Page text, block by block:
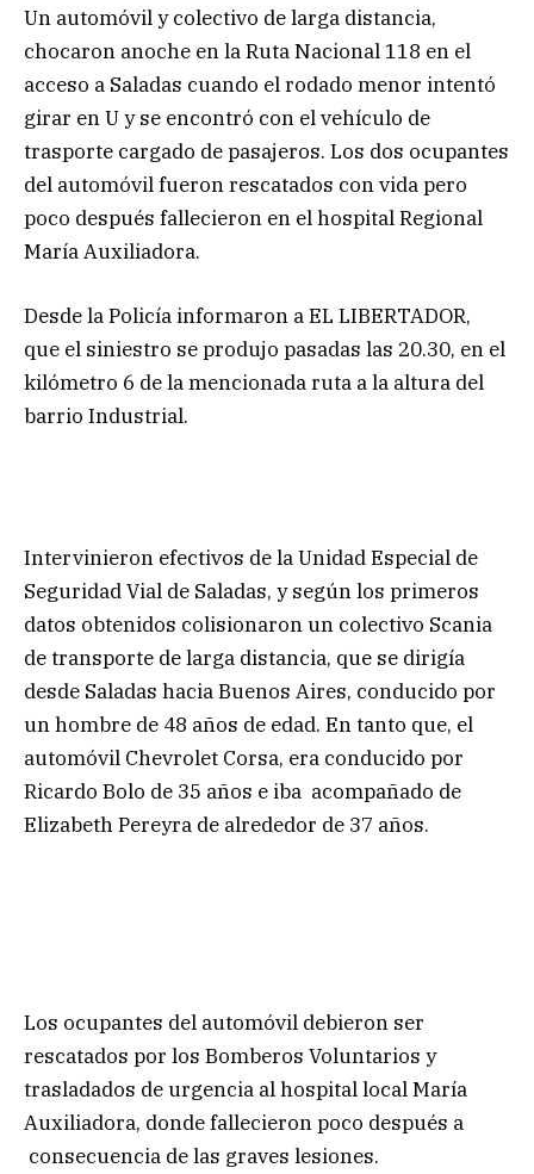
Un automóvil y colectivo de larga distancia,
chocaron anoche en la Ruta Nacional 118 en el
acceso a Saladas cuando el rodado menor intentó
girar en U y se encontró con el vehículo de
trasporte cargado de pasajeros. Los dos ocupantes
del automóvil fueron rescatados con vida pero
poco después fallecieron en el hospital Regional
María Auxiliadora.
Desde la Policía informaron a EL LIBERTADOR,
que el siniestro se produjo pasadas las 20.30, en el
kilómetro 6 de la mencionada ruta a la altura del
barrio Industrial.
Intervinieron efectivos de la Unidad Especial de
Seguridad Vial de Saladas, y según los primeros
datos obtenidos colisionaron un colectivo Scania
de transporte de larga distancia, que se dirigía
desde Saladas hacia Buenos Aires, conducido por
un hombre de 48 años de edad. En tanto que, el
automóvil Chevrolet Corsa, era conducido por
Ricardo Bolo de 35 años e iba acompañado de
Elizabeth Pereyra de alrededor de 37 años.
Los ocupantes del automóvil debieron ser
rescatados por los Bomberos Voluntarios y
trasladados de urgencia al hospital local María
Auxiliadora, donde fallecieron poco después a
consecuencia de las graves lesiones.